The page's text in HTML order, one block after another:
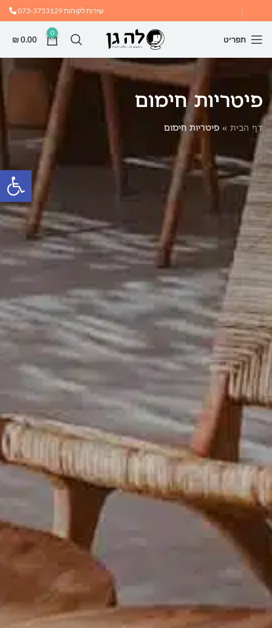
שירות לקוחות073-3753129
תפריט
0
₪0.00
פיטריות חימום
דף הבית » פיטריות חימום